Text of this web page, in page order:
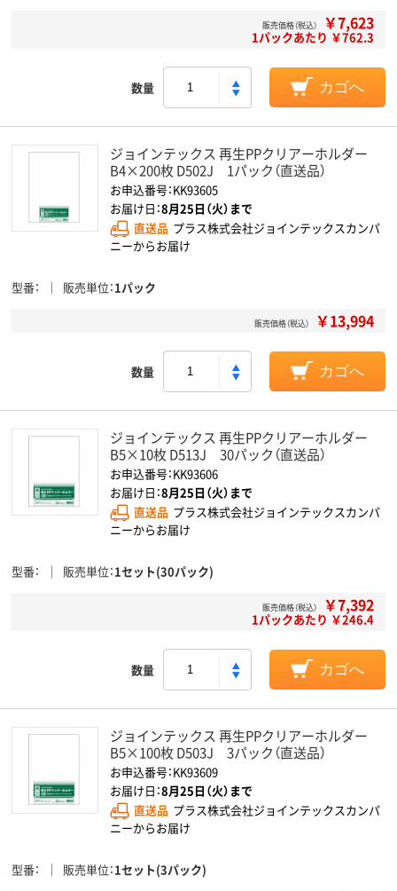
販売価格（税込） ￥7,623
1パックあたり ￥762.3
数量 カゴへ
ジョインテックス 再生PPクリアーホルダー
B4×200枚 D502J 1パック（直送品）
お申込番号：KK93605
お届け日：8月25日（火）まで
直送品 プラス株式会社ジョインテックスカンパ
ニーからお届け
型番 販売単位 1パック
販売価格（税込） ￥13,994
数量 カゴへ
ジョインテックス 再生PPクリアーホルダー
B5×10枚 D513J 30パック（直送品）
お申込番号：KK93606
お届け日：8月25日（火）まで
直送品 プラス株式会社ジョインテックスカンパ
ニーからお届け
型番 販売単位 1セット(30パック)
販売価格（税込） ￥7,392
1パックあたり ￥246.4
数量 カゴへ
ジョインテックス 再生PPクリアーホルダー
B5×100枚 D503J 3パック（直送品）
お申込番号：KK93609
お届け日：8月25日（火）まで
直送品 プラス株式会社ジョインテックスカンパ
ニーからお届け
型番 販売単位 1セット(3パック)